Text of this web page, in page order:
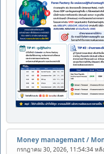
Money managemant/
กรกฎาคม 30, 2026, 11:54:34 หลั